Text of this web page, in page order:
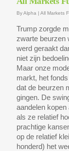
By Alpha | All Markets
Trump zorgde
zwarte beurzen
werd geraakt
niet zijn
Maar onze
markt, het
dat de beurzen
gingen. De
aandelen
als ze relatief
prachtige
op de relatief
honderd) het